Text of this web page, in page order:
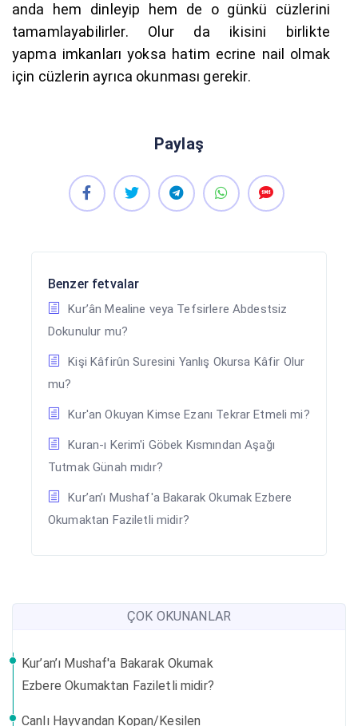
anda hem dinleyip hem de o günkü cüzlerini
tamamlayabilirler. Olur da ikisini birlikte
yapma imkanları yoksa hatim ecrine nail olmak
için cüzlerin ayrıca okunması gerekir.
Paylaş
Benzer fetvalar
Kur’ân Mealine veya Tefsirlere Abdestsiz
Dokunulur mu?
Kişi Kâfirûn Suresini Yanlış Okursa Kâfir Olur
mu?
Kur'an Okuyan Kimse Ezanı Tekrar Etmeli mi?
Kuran-ı Kerim'i Göbek Kısmından Aşağı
Tutmak Günah mıdır?
Kur’an’ı Mushaf'a Bakarak Okumak Ezbere
Okumaktan Faziletli midir?
ÇOK OKUNANLAR
Kur’an’ı Mushaf'a Bakarak Okumak
Ezbere Okumaktan Faziletli midir?
Canlı Hayvandan Kopan/Kesilen